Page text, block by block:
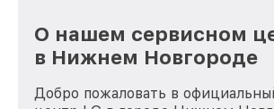
О нашем сервисном
в Нижнем Новгороде
Добро пожаловать в